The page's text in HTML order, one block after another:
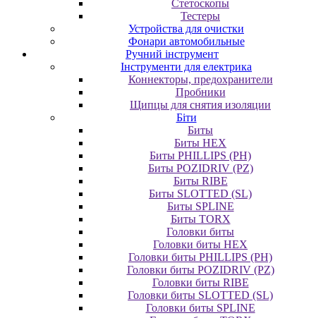
Стетоскопы
Тестеры
Устройства для очистки
Фонари автомобильные
Ручний інструмент
Інструменти для електрика
Коннекторы, предохранители
Пробники
Щипцы для снятия изоляции
Біти
Биты
Биты HEX
Биты PHILLIPS (PH)
Биты POZIDRIV (PZ)
Биты RIBE
Биты SLOTTED (SL)
Биты SPLINE
Биты TORX
Головки биты
Головки биты HEX
Головки биты PHILLIPS (PH)
Головки биты POZIDRIV (PZ)
Головки биты RIBE
Головки биты SLOTTED (SL)
Головки биты SPLINE